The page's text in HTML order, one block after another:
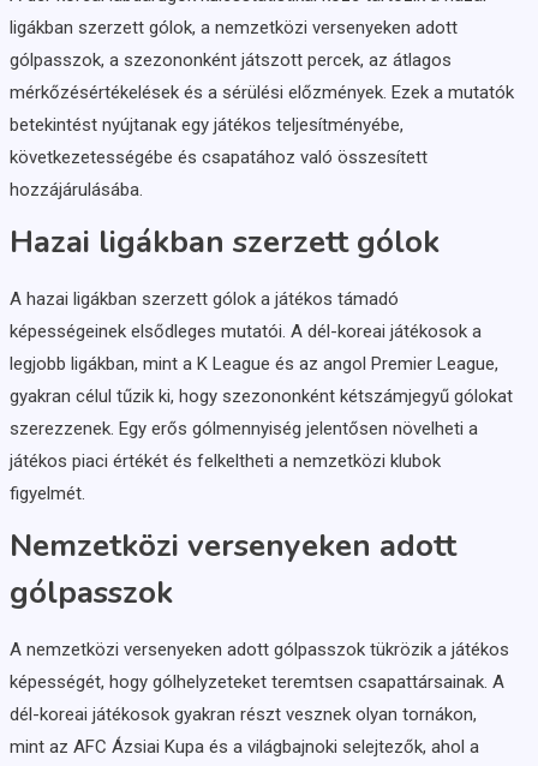
ligákban szerzett gólok, a nemzetközi versenyeken adott
gólpasszok, a szezononként játszott percek, az átlagos
mérkőzésértékelések és a sérülési előzmények. Ezek a mutatók
betekintést nyújtanak egy játékos teljesítményébe,
következetességébe és csapatához való összesített
hozzájárulásába.
Hazai ligákban szerzett gólok
A hazai ligákban szerzett gólok a játékos támadó
képességeinek elsődleges mutatói. A dél-koreai játékosok a
legjobb ligákban, mint a K League és az angol Premier League,
gyakran célul tűzik ki, hogy szezononként kétszámjegyű gólokat
szerezzenek. Egy erős gólmennyiség jelentősen növelheti a
játékos piaci értékét és felkeltheti a nemzetközi klubok
figyelmét.
Nemzetközi versenyeken adott
gólpasszok
A nemzetközi versenyeken adott gólpasszok tükrözik a játékos
képességét, hogy gólhelyzeteket teremtsen csapattársainak. A
dél-koreai játékosok gyakran részt vesznek olyan tornákon,
mint az AFC Ázsiai Kupa és a világbajnoki selejtezők, ahol a